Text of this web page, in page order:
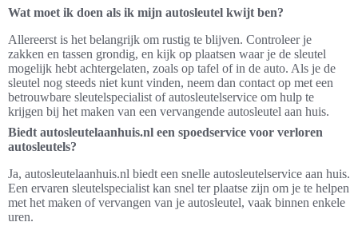
Wat moet ik doen als ik mijn autosleutel kwijt ben?
Allereerst is het belangrijk om rustig te blijven. Controleer je
zakken en tassen grondig, en kijk op plaatsen waar je de sleutel
mogelijk hebt achtergelaten, zoals op tafel of in de auto. Als je de
sleutel nog steeds niet kunt vinden, neem dan contact op met een
betrouwbare sleutelspecialist of autosleutelservice om hulp te
krijgen bij het maken van een vervangende autosleutel aan huis.
Biedt autosleutelaanhuis.nl een spoedservice voor verloren
autosleutels?
Ja, autosleutelaanhuis.nl biedt een snelle autosleutelservice aan huis.
Een ervaren sleutelspecialist kan snel ter plaatse zijn om je te helpen
met het maken of vervangen van je autosleutel, vaak binnen enkele
uren.